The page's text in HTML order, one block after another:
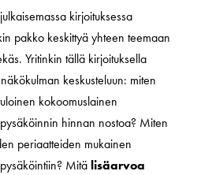
kirjoituksessa
pakko keskittyä yhteen teemaan
Yritinkin tällä kirjoituksella
keskusteluun: miten
kokoomuslainen
hinnan nostoa? Miten
periaatteiden mukainen
Mitä lisäarvoa